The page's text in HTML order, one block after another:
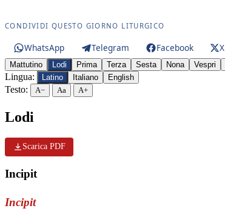
CONDIVIDI QUESTO GIORNO LITURGICO
WhatsApp Telegram Facebook X
Mattutino Lodi Prima Terza Sesta Nona Vespri
Lingua: Latino Italiano English
Testo: A− Aa A+
Lodi
Scarica PDF
Incipit
Incipit